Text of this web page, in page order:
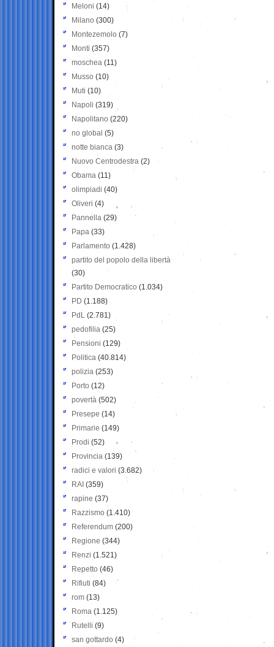
Meloni (14)
Milano (300)
Montezemolo (7)
Monti (357)
moschea (11)
Musso (10)
Muti (10)
Napoli (319)
Napolitano (220)
no global (5)
notte bianca (3)
Nuovo Centrodestra (2)
Obama (11)
olimpiadi (40)
Oliveri (4)
Pannella (29)
Papa (33)
Parlamento (1.428)
partito del popolo della libertà
(30)
Partito Democratico (1.034)
PD (1.188)
PdL (2.781)
pedofilia (25)
Pensioni (129)
Politica (40.814)
polizia (253)
Porto (12)
povertà (502)
Presepe (14)
Primarie (149)
Prodi (52)
Provincia (139)
radici e valori (3.682)
RAI (359)
rapine (37)
Razzismo (1.410)
Referendum (200)
Regione (344)
Renzi (1.521)
Repetto (46)
Rifiuti (84)
rom (13)
Roma (1.125)
Rutelli (9)
san gottardo (4)